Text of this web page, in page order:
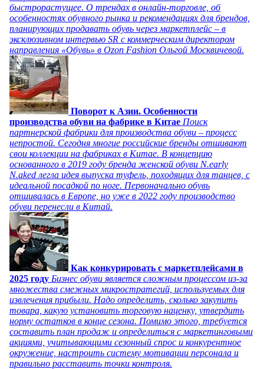
быстрорастущее. О трендах в онлайн-торговле, об
особенностях обувного рынка и рекомендациях для брендов,
планирующих продавать обувь через маркетплейс – в
эксклюзивном интервью SR с коммерческим директором
направления «Обувь» в Ozon Fashion Ольгой Москвичевой.
Поворот к Азии. Особенности
производства обуви на фабрике в Китае Поиск
партнерской фабрики для производства обуви – процесс
непростой. Сегодня многие российские бренды отшивают
свои коллекции на фабриках в Китае. В концепцию
основанного в 2019 году бренда женской обуви N.early
N.aked легла идея выпуска туфель, походящих для танцев, с
идеальной посадкой по ноге. Первоначально обувь
отшивалась в Европе, но уже в 2022 году производство
обуви перенесли в Китай.
Как конкурировать с маркетплейсами в
2025 году Бизнес обуви является сложным процессом из-за
множества смежных микростратегий, используемых для
извлечения прибыли. Надо определить, сколько закупить
товара, какую установить торговую наценку, утвердить
норму остатков в конце сезона. Помимо этого, требуется
составить план продаж и определиться с маркетинговыми
акциями, учитывающими сезонный спрос и конкурентное
окружение, настроить систему мотивации персонала и
правильно расставить точки контроля.